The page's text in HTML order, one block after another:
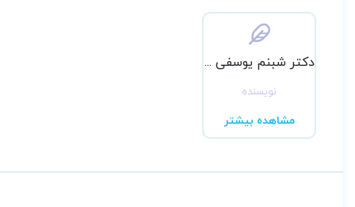
دکتر شبنم یوسفی شاد
نویسنده
مشاهده بیشتر